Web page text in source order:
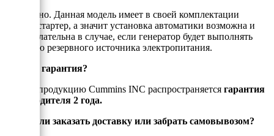
Да, можно. Данная модель имеет в своей комплектации
электростартер, а значит установка автоматики возможна и
даже желательна в случае, если генератор будет выполнять
функцию резервного источника электропитания.
Есть ли гарантия?
На всю продукцию Cummins INC распространяется гарантия
производителя 2 года.
Можно ли заказать доставку или забрать самовывозом?